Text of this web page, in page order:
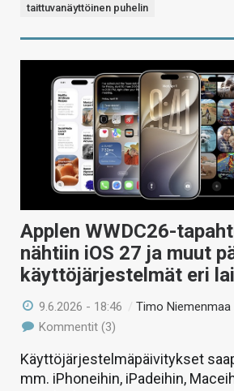
taittuvanäyttöinen puhelin
Applen WWDC26-
nähtiin iOS 27 ja muut
käyttöjärjestelmät eri
9.6.2026 - 18:46 /Timo Niemenmaa
Kommentit (3)
Käyttöjärjestelmäpäivitykset
mm. iPhoneihin, iPadeihin,